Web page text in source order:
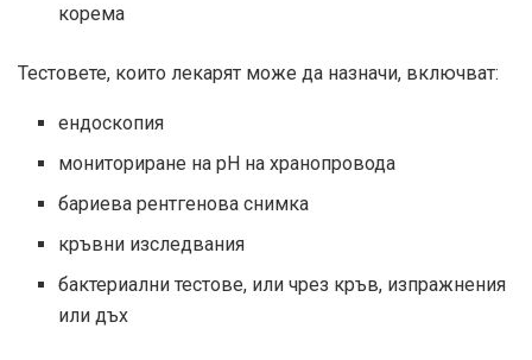
корема
Тестовете, които лекарят може да назначи, включват:
ендоскопия
мониториране на pH на хранопровода
бариева рентгенова снимка
кръвни изследвания
бактериални тестове, или чрез кръв, изпражнения
или дъх